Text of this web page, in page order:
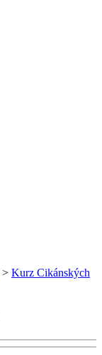
> Kurz Cikánských